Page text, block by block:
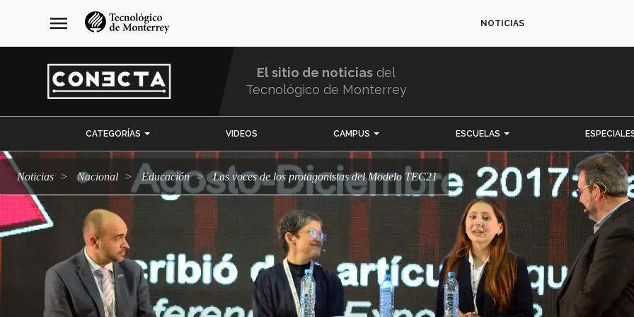
navegación
principal
menu NOTICIAS
El sitio de noticias del
Tecnológico de Monterrey
CATEGORÍAS VIDEOS CAMPUS ESCUELAS
Noticias Nacional Educación Las voces de los protagonistas del Modelo TEC21